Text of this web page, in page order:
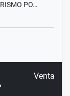
PO…
Venta